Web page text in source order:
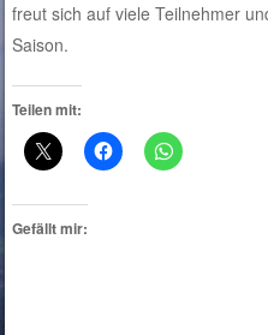
freut sich auf viele Teilnehmer
Saison.
Teilen mit:
Gefällt mir: